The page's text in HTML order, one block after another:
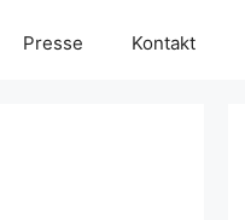
Presse Kontakt